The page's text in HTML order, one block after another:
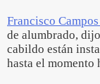
Francisco
de alumbrado,
cabildo están
hasta el momento